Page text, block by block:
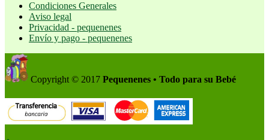
Condiciones Generales
Aviso legal
Privacidad - pequenenes
Envío y pago - pequenenes
Copyright © 2017 Pequenenes • Todo para su Bebé